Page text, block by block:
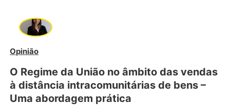
Opinião
O Regime da União no âmbito das vendas
à distância intracomunitárias de bens –
Uma abordagem prática